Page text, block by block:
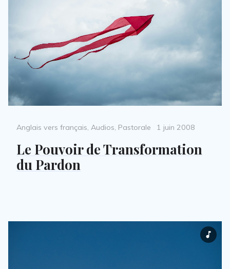
Categories
Anglais vers français, Audios, Pastorale
Posted
1 juin 2008
Le Pouvoir de Transformation
du Pardon